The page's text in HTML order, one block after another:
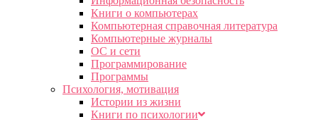
Книги о компьютерах
Компьютерная справочная литература
Компьютерные журналы
ОС и сети
Программирование
Программы
Психология, мотивация
Истории из жизни
Книги по психологии